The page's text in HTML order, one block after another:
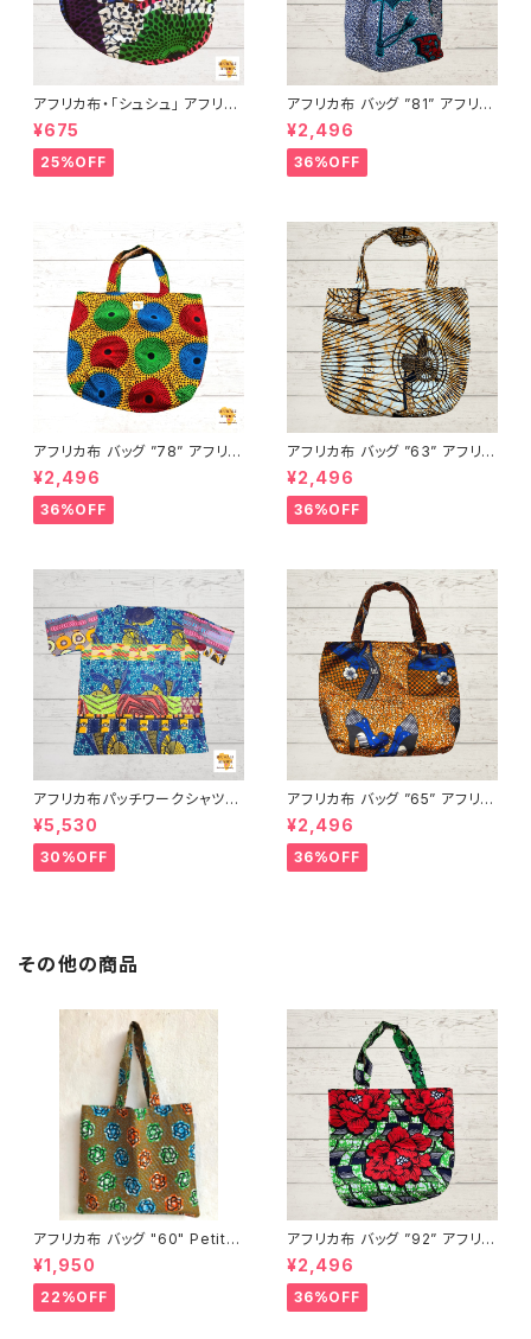
アフリカ布・「シュシュ」 アフリカ
ンプリント パーニュ カンガ キテ
ンゲ トートバッグ エコバッグ ギ
ニア フェアトレード INUWALIA
FRICA
¥675
25%OFF
アフリカ布 バッグ ”81” アフリカ
ンプリント パーニュ カンガ キテ
ンゲ トートバッグ エコバッグ ギ
ニア フェアトレード INUWALIA
FRICA
¥2,496
36%OFF
アフリカ布 バッグ ”78” アフリカ
ンプリント パーニュ カンガ キテ
ンゲ トートバッグ エコバッグ ギ
ニア フェアトレード INUWALIA
FRICA
¥2,496
36%OFF
アフリカ布 バッグ ”63” アフリカ
ンプリント パーニュ カンガ キテ
ンゲ トートバッグ エコバッグ ギ
ニア フェアトレード INUWALIA
FRICA
¥2,496
36%OFF
アフリカ布パッチワークシャツ
男女兼用 パーニュ キテンゲ ギ
ニア フェアトレード INUWALIA
FRICA patch-s-1
¥5,530
30%OFF
アフリカ布 バッグ ”65” アフリカ
ンプリント パーニュ カンガ キテ
ンゲ トートバッグ エコバッグ ギ
ニア フェアトレード INUWALIA
FRICA
¥2,496
36%OFF
その他の商品
アフリカ布 バッグ "60" Petite
s fleurs アフリカンプリント パ
ーニュ カンガ キテンゲ トートバ
ッグ エコバッグ ギニア フェアト
レード INUWALIAFRICA
¥1,950
22%OFF
アフリカ布 バッグ ”92” アフリカ
ンプリント パーニュ カンガ キテ
ンゲ トートバッグ エコバッグ ギ
ニア フェアトレード INUWALIA
FRICA
¥2,496
36%OFF